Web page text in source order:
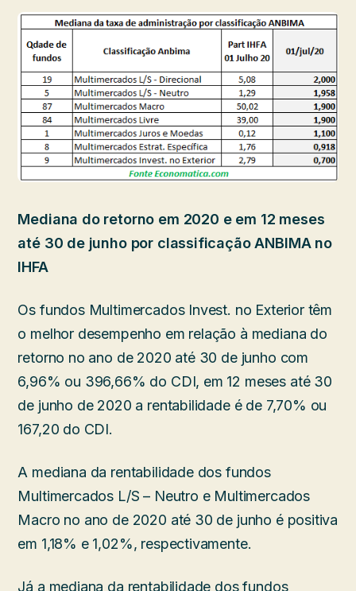
Mediana do retorno em 2020 e em 12 meses
até 30 de junho por classificação ANBIMA no
IHFA
Os fundos Multimercados Invest. no Exterior têm
o melhor desempenho em relação à mediana do
retorno no ano de 2020 até 30 de junho com
6,96% ou 396,66% do CDI, em 12 meses até 30
de junho de 2020 a rentabilidade é de 7,70% ou
167,20 do CDI.
A mediana da rentabilidade dos fundos
Multimercados L/S – Neutro e Multimercados
Macro no ano de 2020 até 30 de junho é positiva
em 1,18% e 1,02%, respectivamente.
Já a mediana da rentabilidade dos fundos